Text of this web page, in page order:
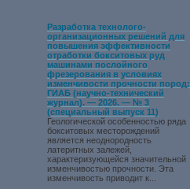
Разработка технолого-
организационных решений для
повышения эффективности
отработки бокситовых руд
машинами послойного
фрезерования в условиях
изменчивости прочности пород:
ГИАБ (научно-технический
журнал). — 2026. — № 3
(специальный выпуск 11)
Геологической особенностью ряда
бокситовых месторождений
является неоднородность
латеритных залежей,
характеризующейся значительной
изменчивостью прочности. Эта
изменчивость приводит к...